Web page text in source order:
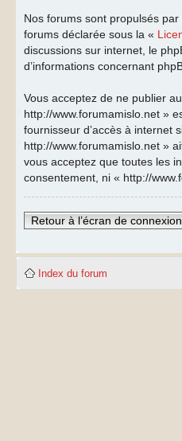
Nos forums sont propulsés
forums déclarée sous la «
discussions sur internet, le
d’informations concernant
Vous acceptez de ne publier
http://www.forumamislo.net »
fournisseur d’accès à internet
http://www.forumamislo.net »
vous acceptez que toutes les
consentement, ni « http://
Retour à l’écran de connexion
Index du forum